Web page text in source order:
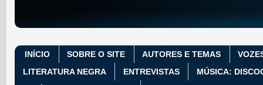
INÍCIO SOBRE O SITE AUTORES E TEMAS
LITERATURA NEGRA
ENTREVISTAS
MÚSICA: